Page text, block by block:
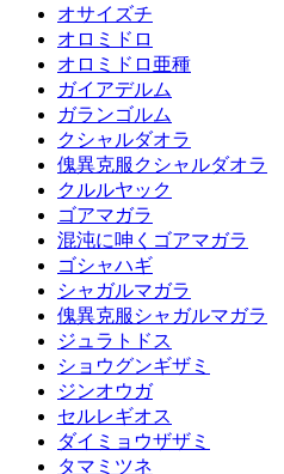
オサイズチ
オロミドロ
オロミドロ亜種
ガイアデルム
ガランゴルム
クシャルダオラ
傀異克服クシャルダオラ
クルルヤック
ゴアマガラ
混沌に呻くゴアマガラ
ゴシャハギ
シャガルマガラ
傀異克服シャガルマガラ
ジュラトドス
ショウグンギザミ
ジンオウガ
セルレギオス
ダイミョウザザミ
タマミツネ